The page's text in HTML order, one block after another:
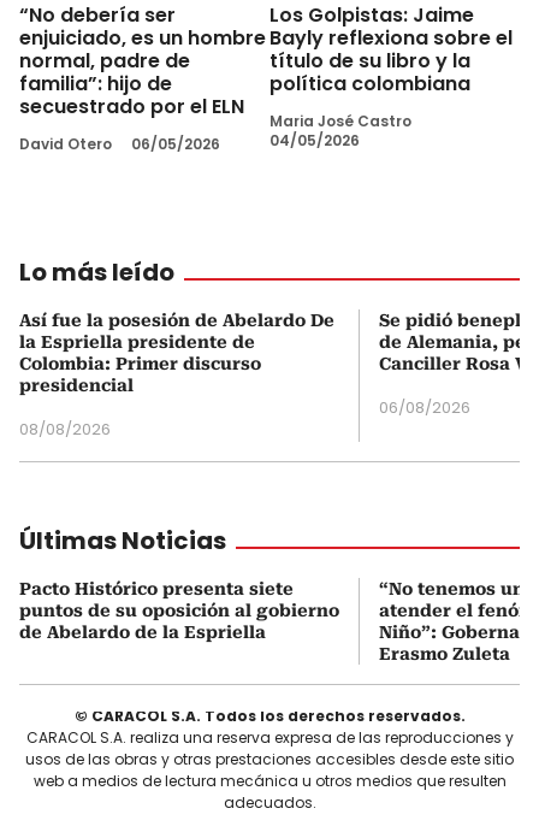
“No debería ser
enjuiciado, es un hombre
normal, padre de
familia”: hijo de
secuestrado por el ELN
David Otero 06/05/2026
Los Golpistas: Jaime
Bayly reflexiona sobre el
título de su libro y la
política colombiana
Maria José Castro
04/05/2026
Lo más leído
Así fue la posesión de Abelardo De
la Espriella presidente de
Colombia: Primer discurso
presidencial
08/08/2026
Se pidió
de Alemania,
Canciller Rosa
06/08/2026
Últimas Noticias
Pacto Histórico presenta siete
puntos de su oposición al gobierno
de Abelardo de la Espriella
“No tenemos un
atender el
Niño”:
Erasmo Zuleta
© CARACOL S.A. Todos los derechos reservados.
CARACOL S.A. realiza una reserva expresa de las reproducciones y
usos de las obras y otras prestaciones accesibles desde este sitio
web a medios de lectura mecánica u otros medios que resulten
adecuados.